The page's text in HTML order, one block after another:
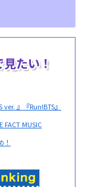
たい！
』『Run!BTS』
FACT MUSIC